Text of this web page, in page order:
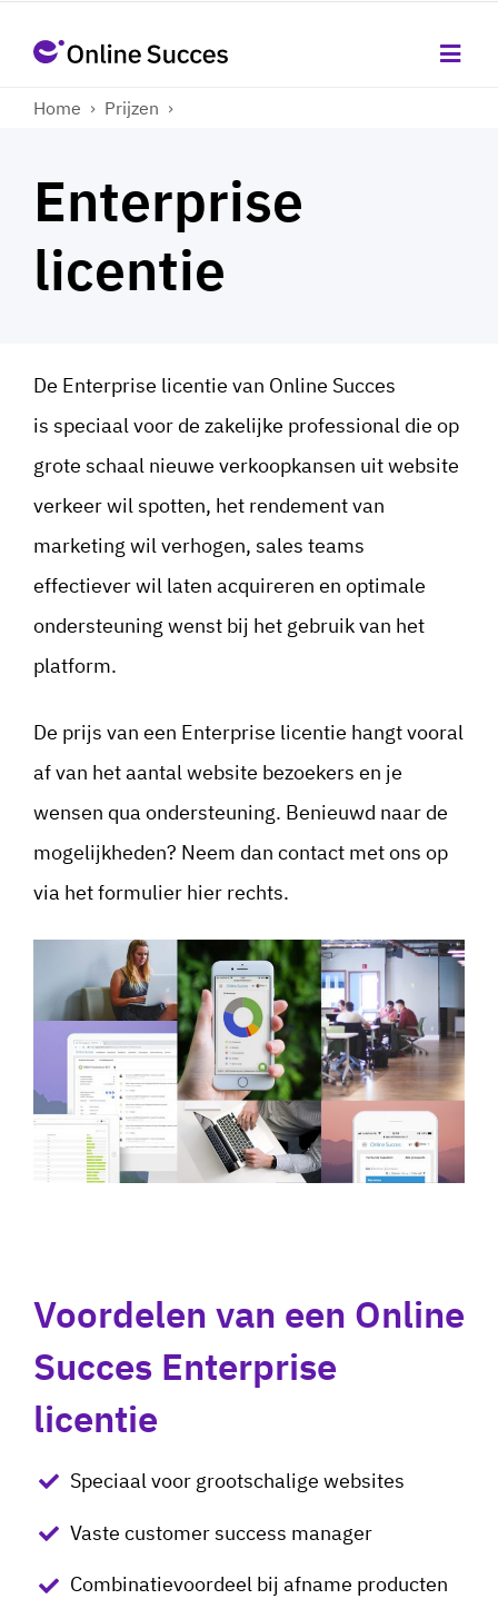
Home › Prijzen ›
Enterprise
licentie
De Enterprise licentie van Online Succes
is speciaal voor de zakelijke professional die op
grote schaal nieuwe verkoopkansen uit website
verkeer wil spotten, het rendement van
marketing wil verhogen, sales teams
effectiever wil laten acquireren en optimale
ondersteuning wenst bij het gebruik van het
platform.
De prijs van een Enterprise licentie hangt vooral
af van het aantal website bezoekers en je
wensen qua ondersteuning. Benieuwd naar de
mogelijkheden? Neem dan contact met ons op
via het formulier hier rechts.
Voordelen van een Online
Succes Enterprise
licentie
Speciaal voor grootschalige websites
Vaste customer success manager
Combinatievoordeel bij afname producten